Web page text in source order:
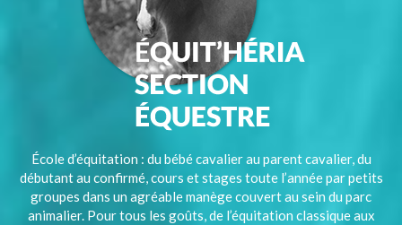
École d’équitation : du bébé cavalier au parent cavalier, du
débutant au confirmé, cours et stages toute l’année par petits
groupes dans un agréable manège couvert au sein du parc
animalier. Pour tous les goûts, de l’équitation classique aux